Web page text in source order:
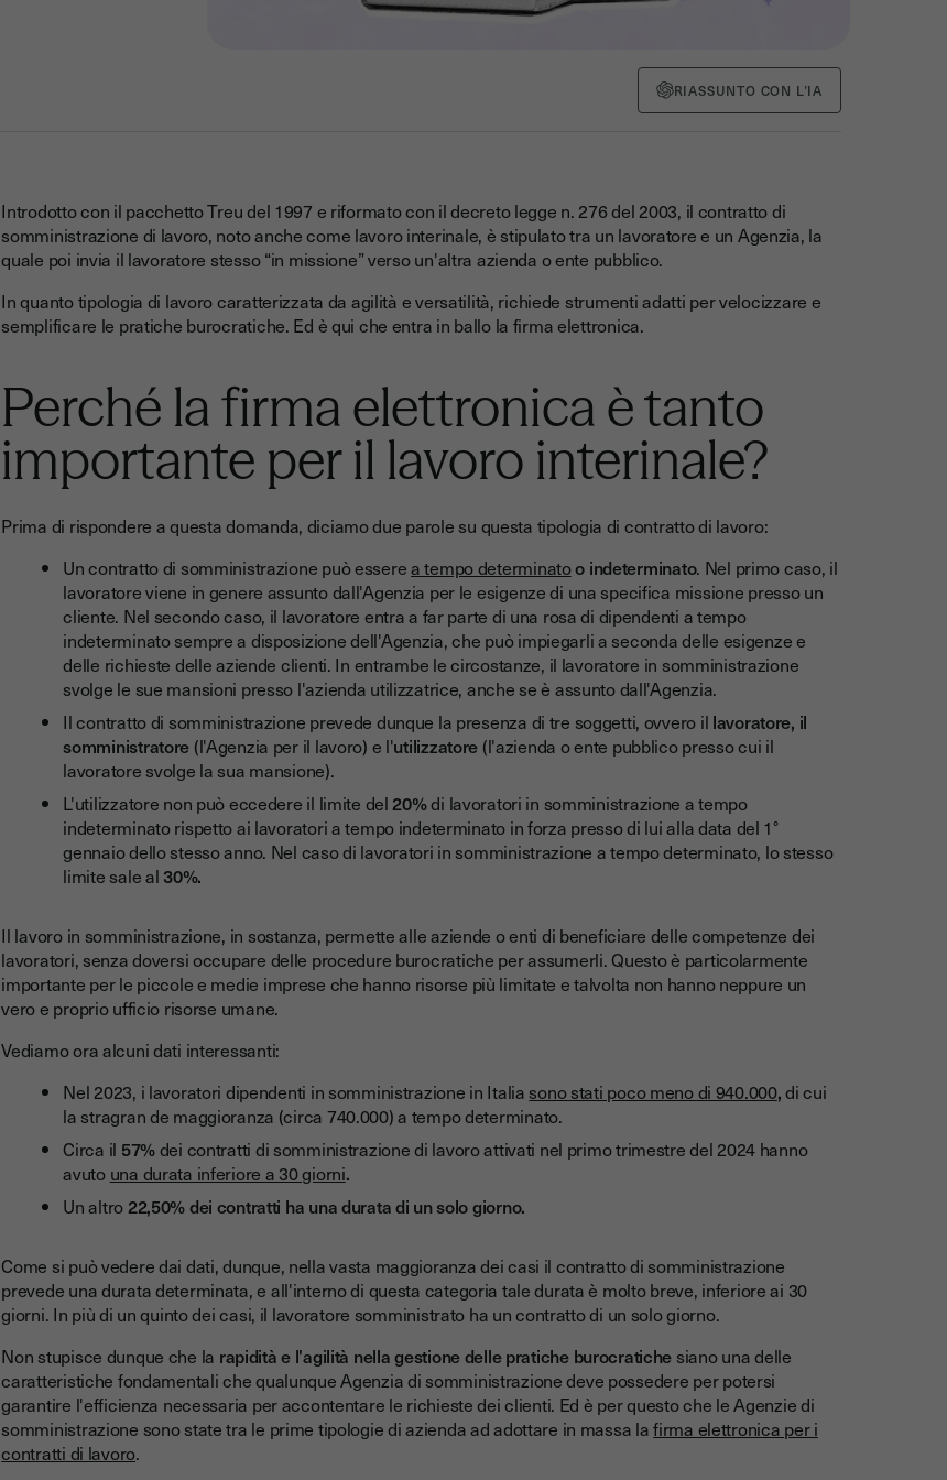
RIASSUNTO CON L’IA
Introdotto con il pacchetto Treu del 1997 e riformato con il decreto legge n. 276 del 2003, il contratto di
somministrazione di lavoro, noto anche come lavoro interinale, è stipulato tra un lavoratore e un Agenzia, la
quale poi invia il lavoratore stesso “in missione” verso un'altra azienda o ente pubblico.
In quanto tipologia di lavoro caratterizzata da agilità e versatilità, richiede strumenti adatti per velocizzare e
semplificare le pratiche burocratiche. Ed è qui che entra in ballo la firma elettronica.
Perché la firma elettronica è tanto
importante per il lavoro interinale?
Prima di rispondere a questa domanda, diciamo due parole su questa tipologia di contratto di lavoro:
Un contratto di somministrazione può esserea tempo determinatoo indeterminato. Nel primo caso, il
lavoratore viene in genere assunto dall'Agenzia per le esigenze di una specifica missione presso un
cliente. Nel secondo caso, il lavoratore entra a far parte di una rosa di dipendenti a tempo
indeterminato sempre a disposizione dell'Agenzia, che può impiegarli a seconda delle esigenze e
delle richieste delle aziende clienti. In entrambe le circostanze, il lavoratore in somministrazione
svolge le sue mansioni presso l'azienda utilizzatrice, anche se è assunto dall'Agenzia.
Il contratto di somministrazione prevede dunque la presenza di tre soggetti, ovvero il lavoratore, il
somministratore (l'Agenzia per il lavoro) e l'utilizzatore (l'azienda o ente pubblico presso cui il
lavoratore svolge la sua mansione).
L'utilizzatore non può eccedere il limite del 20%di lavoratori in somministrazione a tempo
indeterminato rispetto ai lavoratori a tempo indeterminato in forza presso di lui alla data del 1°
gennaio dello stesso anno. Nel caso di lavoratori in somministrazione a tempo determinato, lo stesso
limite sale al 30%.
Il lavoro in somministrazione, in sostanza, permette alle aziende o enti di beneficiare delle competenze dei
lavoratori, senza doversi occupare delle procedure burocratiche per assumerli. Questo è particolarmente
importante per le piccole e medie imprese che hanno risorse più limitate e talvolta non hanno neppure un
vero e proprio ufficio risorse umane.
Vediamo ora alcuni dati interessanti:
Nel 2023, i lavoratori dipendenti in somministrazione in Italia sono stati poco meno di 940.000,di cui
la stragran de maggioranza (circa 740.000) a tempo determinato.
Circa il 57%dei contratti di somministrazione di lavoro attivati nel primo trimestre del 2024 hanno
avuto una durata inferiore a 30 giorni.
Un altro 22,50% dei contratti ha una durata di un solo giorno.
Come si può vedere dai dati, dunque, nella vasta maggioranza dei casi il contratto di somministrazione
prevede una durata determinata, e all'interno di questa categoria tale durata è molto breve, inferiore ai 30
giorni. In più di un quinto dei casi, il lavoratore somministrato ha un contratto di un solo giorno.
Non stupisce dunque che la rapidità e l'agilità nella gestione delle pratiche burocratiche siano una delle
caratteristiche fondamentali che qualunque Agenzia di somministrazione deve possedere per potersi
garantire l'efficienza necessaria per accontentare le richieste dei clienti. Ed è per questo che le Agenzie di
somministrazione sono state tra le prime tipologie di azienda ad adottare in massa lafirma elettronica per i
contratti di lavoro.